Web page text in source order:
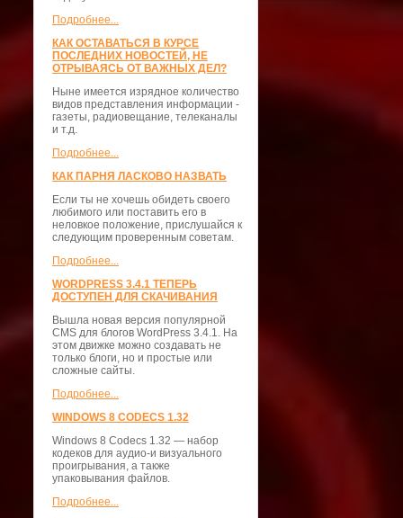
Подробнее...
КАК ОСТАВАТЬСЯ В КУРСЕ
ПОСЛЕДНИХ НОВОСТЕЙ, НЕ
ОТРЫВАЯСЬ ОТ ВАЖНЫХ ДЕЛ?
Ныне имеется изрядное количество
видов представления информации -
газеты, радиовещание, телеканалы
и т.д.
Подробнее...
КАК ПАРНЯ ЛАСКОВО НАЗВАТЬ
Если ты не хочешь обидеть своего
любимого или поставить его в
неловкое положение, прислушайся к
следующим проверенным советам.
Подробнее...
WORDPRESS 3.4.1 ТЕПЕРЬ
ДОСТУПЕН ДЛЯ СКАЧИВАНИЯ
Вышла новая версия популярной
CMS для блогов WordPress 3.4.1. На
этом движке можно создавать не
только блоги, но и простые или
сложные сайты.
Подробнее...
WINDOWS 8 CODECS 1.32
Windows 8 Codecs 1.32 — набор
кодеков для аудио-и визуального
проигрывания, а также
упаковывания файлов.
Подробнее...